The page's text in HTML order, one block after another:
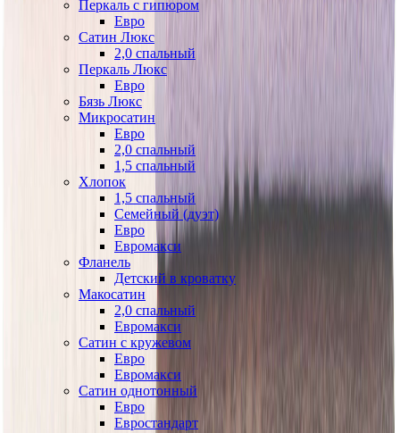
Перкаль с гипюром
Евро
Сатин Люкс
2,0 спальный
Перкаль Люкс
Евро
Бязь Люкс
Микросатин
Евро
2,0 спальный
1,5 спальный
Хлопок
1,5 спальный
Семейный (дуэт)
Евро
Евромакси
Фланель
Детский в кроватку
Макосатин
2,0 спальный
Евромакси
Сатин с кружевом
Евро
Евромакси
Сатин однотонный
Евро
Евростандарт